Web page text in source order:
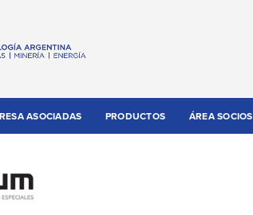
ASOCIADAS PRODUCTOS ÁREA SOCIOS